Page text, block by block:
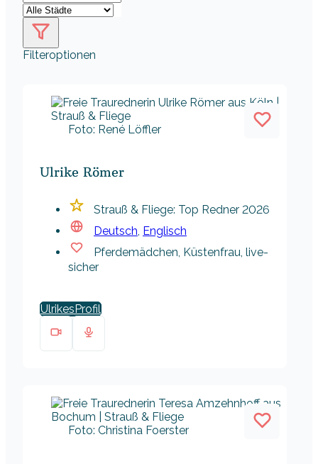
Filteroptionen
Foto: René Löffler
Ulrike Römer
Strauß & Fliege: Top Redner 2026
Deutsch, Englisch
Pferdemädchen, Küstenfrau, live-
sicher
Ulrikes
Foto: Christina Foerster